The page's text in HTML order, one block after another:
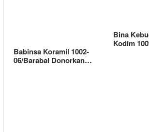
Babinsa Koramil 1002-
06/Barabai Donorkan…
Bina
Kodim